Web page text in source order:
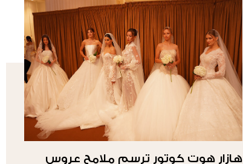
هازار هوت كوتور ترسم ملامح عروس